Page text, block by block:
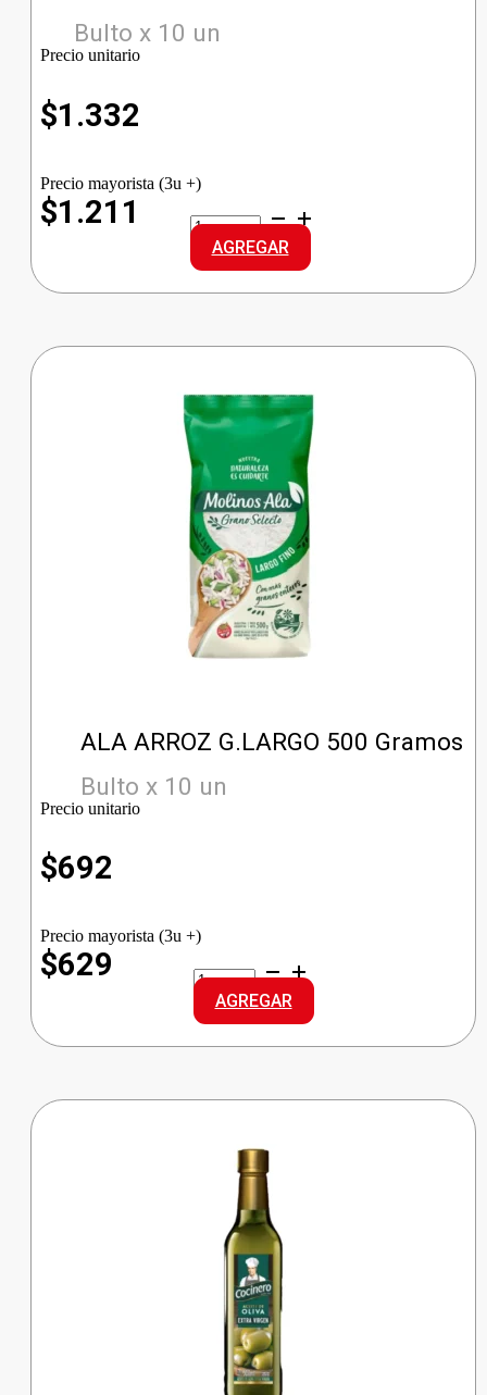
Bulto x 10 un
Precio unitario
$1.332
Precio mayorista (3u +)
$1.211
ALA
ARROZ
G.LARGO
cantidad
AGREGAR
ALA ARROZ G.LARGO 500 Gramos
Bulto x 10 un
Precio unitario
$692
Precio mayorista (3u +)
$629
ALA
ARROZ
G.LARGO
cantidad
AGREGAR